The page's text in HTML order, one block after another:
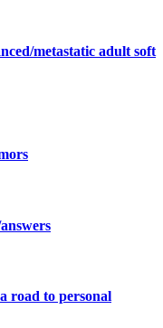
metastatic adult soft
road to personal